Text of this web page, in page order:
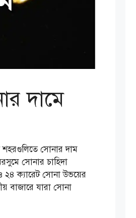
দামে
শহরগুলিতে সোনার দাম
সোনার চাহিদা
২৪ ক্যারেট সোনা উভয়ের
বাজারে যারা সোনা